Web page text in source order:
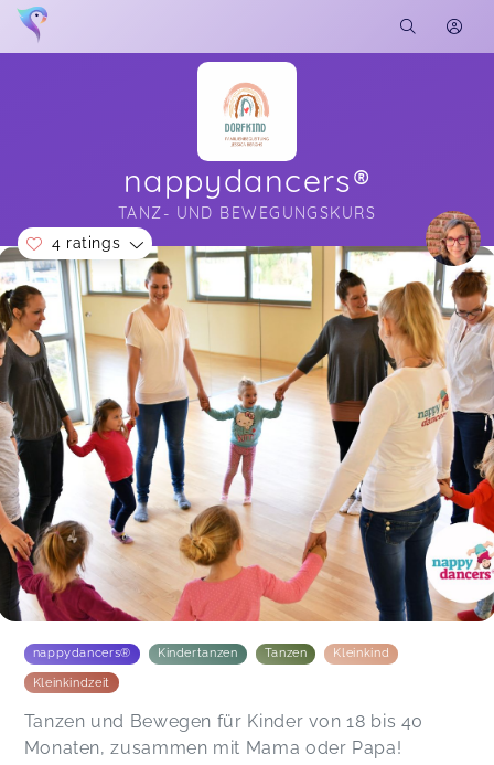
nappydancers®️
TANZ- UND BEWEGUNGSKURS
Soon you will learn more about me here...
4 ratings
Macht super Spaß!!
Sabine,
Lena,Sep 22
Leider haben wir es nicht jedes Mal geschafft zu
kommen aber wenn, hatte Linus Spaß :) ich danke
dir und werde dich weiterempfehlen! Liebe
Grüße, Madeleine
Madeleine,Sep 16
Anne-Kathrin,Sep 15
nappydancers® Kindertanzen Tanzen Kleinkind
Kleinkindzeit
Tanzen und Bewegen für Kinder von 18 bis 40
Monaten, zusammen mit Mama oder Papa!